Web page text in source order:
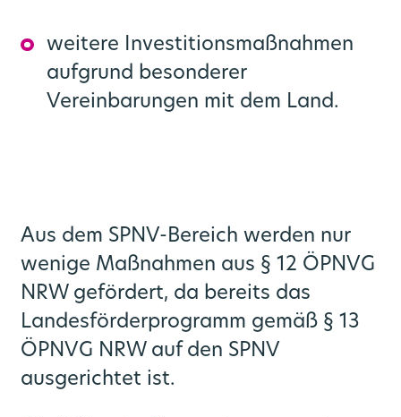
weitere Investitionsmaßnahmen
aufgrund besonderer
Vereinbarungen mit dem Land.
Aus dem SPNV-Bereich werden nur
wenige Maßnahmen aus § 12 ÖPNVG
NRW gefördert, da bereits das
Landesförderprogramm gemäß § 13
ÖPNVG NRW auf den SPNV
ausgerichtet ist.